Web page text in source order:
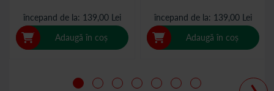
începand de la 139,00 Lei
Adaugă în coș
începand de la 139,00 Lei
Adaugă în coș